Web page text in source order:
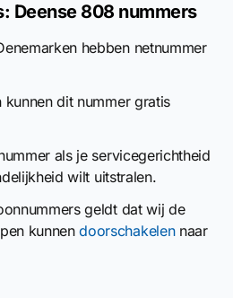
Deense 808 nummers
hebben netnummer
kunnen dit nummer gratis
als je servicegerichtheid
wilt uitstralen.
geldt dat wij de
kunnendoorschakelennaar